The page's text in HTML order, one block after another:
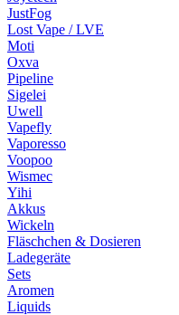
JustFog
Lost Vape / LVE
Moti
Oxva
Pipeline
Sigelei
Uwell
Vapefly
Vaporesso
Voopoo
Wismec
Yihi
Akkus
Wickeln
Fläschchen & Dosieren
Ladegeräte
Sets
Aromen
Liquids